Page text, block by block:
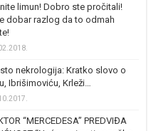
limun! Dobro ste pročitali!
dobar razlog da to odmah
nekrologija: Kratko slovo o
Ibrišimoviću, Krleži…
“MERCEDESA” PREDVIĐA